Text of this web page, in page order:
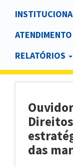
ATENDIMENTO
RELATÓRIOS
das